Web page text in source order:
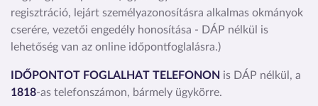
regisztráció, lejárt személyazonosításra alkalmas okmányok
cserére, vezetői engedély honosítása - DÁP nélkül is
lehetőség van az online időpontfoglalásra.)
IDŐPONTOT FOGLALHAT TELEFONON is DÁP nélkül, a
1818-as telefonszámon, bármely ügykörre.